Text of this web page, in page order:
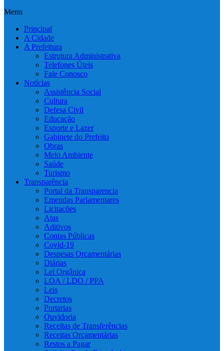
Menu
Principal
A Cidade
A Prefeitura
Estrutura Administrativa
Telefones Úteis
Fale Conosco
Notícias
Assistência Social
Cultura
Defesa Civil
Educação
Esporte e Lazer
Gabinete do Prefeito
Obras
Meio Ambiente
Saúde
Turismo
Transparência
Portal da Transparencia
Emendas Parlamentares
Licitações
Atas
Aditivos
Contas Públicas
Covid-19
Despesas Orçamentárias
Diárias
Lei Orgânica
LOA / LDO / PPA
Leis
Decretos
Portarias
Ouvidoria
Receitas de Transferências
Receitas Orçamentárias
Restos a Pagar